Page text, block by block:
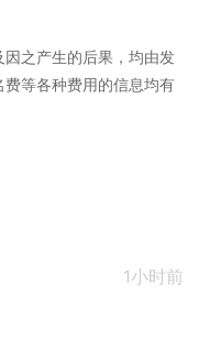
之产生的后果，均由发
等各种费用的信息均有
1小时前